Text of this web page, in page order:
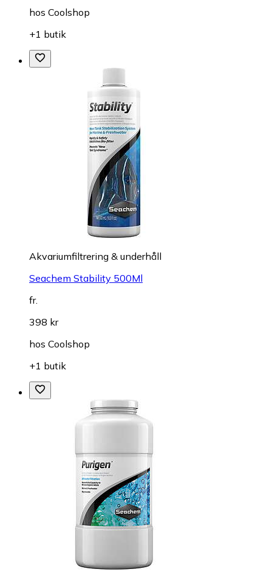
hos Coolshop
+1 butik
Akvariumfiltrering & underhåll
Seachem Stability 500Ml
fr.
398 kr
hos Coolshop
+1 butik